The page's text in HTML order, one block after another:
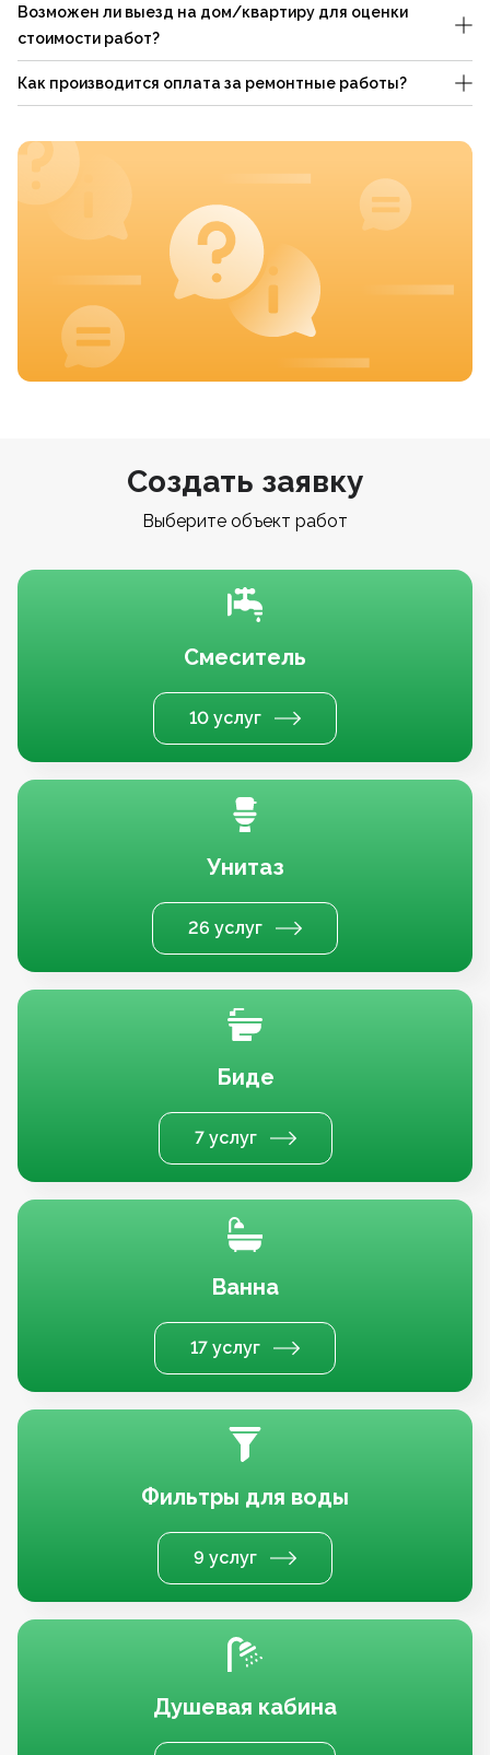
Возможен ли выезд на дом/квартиру для оценки
стоимости работ?
Как производится оплата за ремонтные работы?
Создать заявку
Выберите объект работ
Смеситель
10 услуг
Унитаз
26 услуг
Биде
7 услуг
Ванна
17 услуг
Фильтры для воды
9 услуг
Душевая кабина